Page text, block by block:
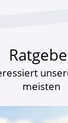
meisten